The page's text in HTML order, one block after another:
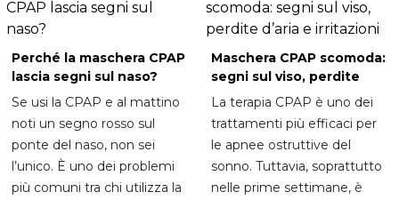
Perché la maschera CPAP
lascia segni sul naso?
Se usi la CPAP e al mattino
noti un segno rosso sul
ponte del naso, non sei
l’unico. È uno dei problemi
più comuni tra chi utilizza la
Maschera CPAP scomoda:
segni sul viso, perdite
d’aria e irritazioni
La terapia CPAP è uno dei
trattamenti più efficaci per
le apnee ostruttive del
sonno. Tuttavia, soprattutto
nelle prime settimane, è